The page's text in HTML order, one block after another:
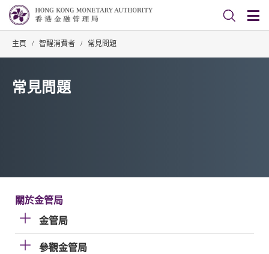
主頁 / 智醒消費者 / 常見問題
常見問題
關於金管局
金管局
參觀金管局